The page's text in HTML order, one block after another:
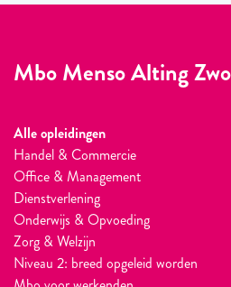
Mbo Menso Alting
Alle opleidingen
Handel & Commercie
Office & Management
Dienstverlening
Onderwijs & Opvoeding
Zorg & Welzijn
Niveau 2: breed opgeleid worden